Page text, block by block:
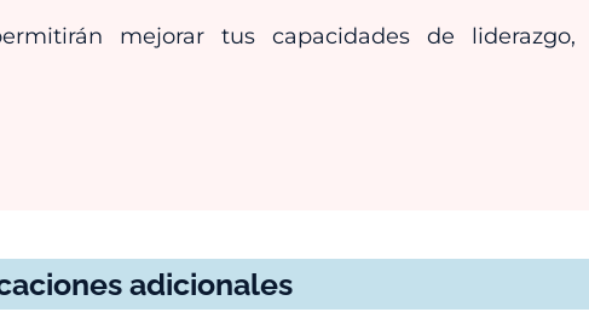
mejorar tus capacidades de
adicionales